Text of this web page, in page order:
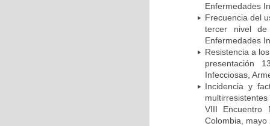
Enfermedades
Frecuencia del
tercer nivel de
Enfermedades
Resistencia a
presentación
Infecciosas,
Incidencia y
VIII Encuentro
Colombia, mayo